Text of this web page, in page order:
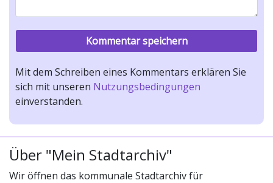
Mit dem Schreiben eines Kommentars erklären Sie
sich mit unseren Nutzungsbedingungen
einverstanden.
Über "Mein Stadtarchiv"
Wir öffnen das kommunale Stadtarchiv für